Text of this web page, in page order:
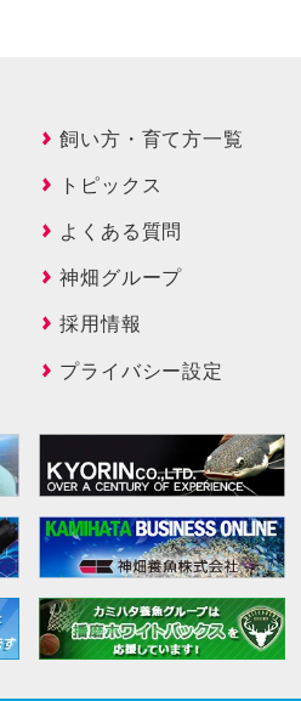
飼い方・育て方一覧
トピックス
よくある質問
神畑グループ
採用情報
プライバシー設定